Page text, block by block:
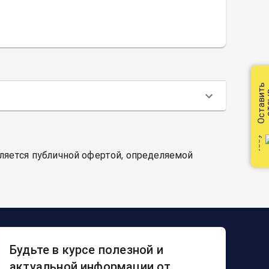
публичной офертой, определяемой
Будьте в курсе полезной и
Оставить